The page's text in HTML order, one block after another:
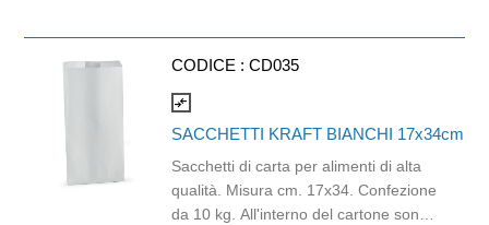
del cartone sono presenti circa 1299
pezzi.
CODICE : CD035
compare_arrows
SACCHETTI KRAFT BIANCHI 17x34cm
Sacchetti di carta per alimenti di alta
qualità. Misura cm. 17x34. Confezione
da 10 kg. All'interno del cartone sono